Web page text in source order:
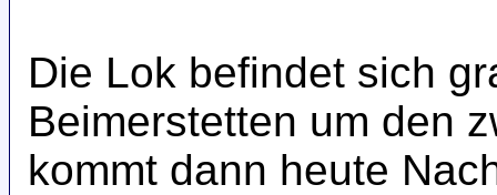
Die Lok befindet sich
Beimerstetten um den
kommt dann heute